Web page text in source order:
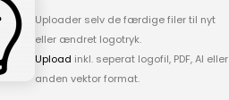
Uploader selv de færdige filer til nyt
eller ændret logotryk.
Upload inkl. seperat logofil, PDF, AI eller
anden vektor format.